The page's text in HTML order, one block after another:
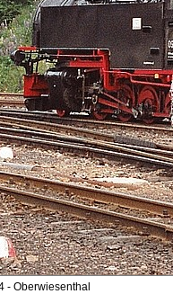
- Oberwiesenthal